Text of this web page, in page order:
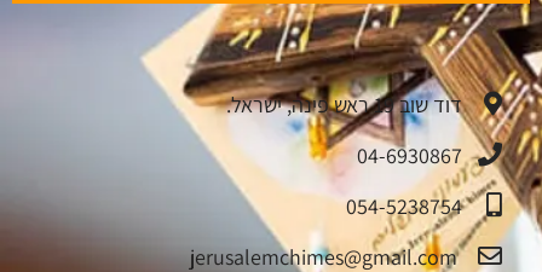
דוד שוב 19 ראש פינה, ישראל.
04-6930867
054-5238754
jerusalemchimes@gmail.com‏